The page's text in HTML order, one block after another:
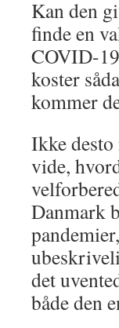
Kan den
finde en
COVID-
koster
kommer
Ikke desto
vide,
Danmark
det
både den